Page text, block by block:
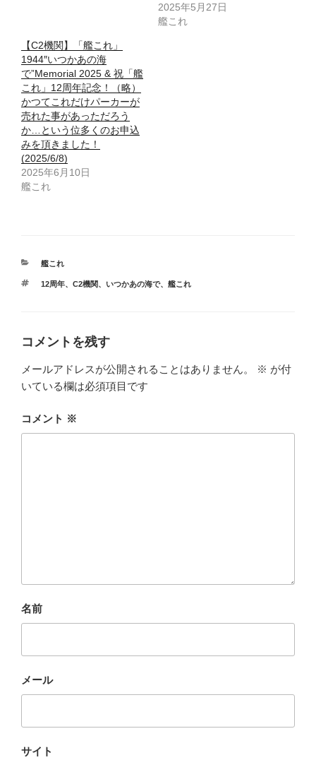
2025年5月27日
艦これ
【C2機関】「艦これ」
1944″いつかあの海
で”Memorial 2025 & 祝「艦
これ」12周年記念！（略）
かつてこれだけパーカーが
売れた事があっただろう
か…という位多くのお申込
みを頂きました！
(2025/6/8)
2025年6月10日
艦これ
カ
ゴ
艦これ
タ
12周年、 C2機関、 いつかあの海で、 艦これ
コメントを残す
メールアドレスが公開されることはありません。 ※ が付
いている欄は必須項目です
コメント ※
名前
メール
サイト